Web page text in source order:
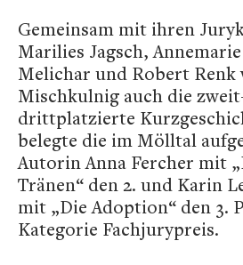
Gemeinsam mit ihren
Marilies Jagsch,
Melichar und Robert Renk
Mischkulnig auch die
drittplatzierte
belegte die im Mölltal
Autorin Anna Fercher mit
Tränen“ den 2. und Karin
mit „Die Adoption“ den 3.
Kategorie Fachjurypreis.